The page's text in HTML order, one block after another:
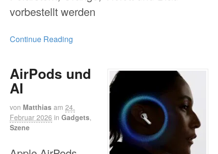
vorbestellt werden
Continue Reading
AirPods und
AI
von Matthias am 24.
Februar 2026 in Gadgets,
Szene